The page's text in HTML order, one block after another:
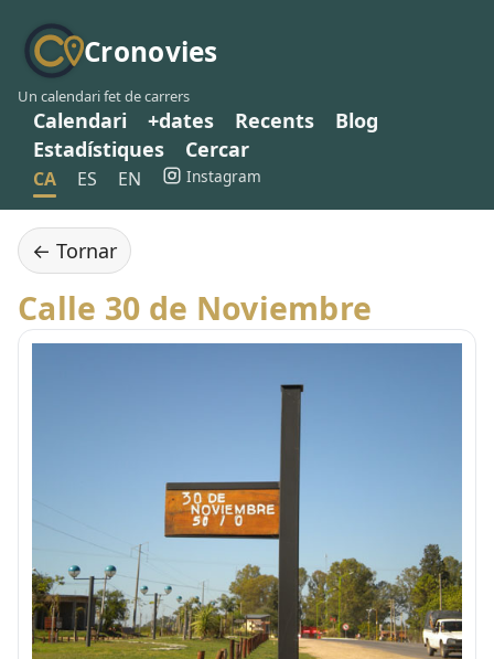
Cronovies
Un calendari fet de carrers
Calendari +dates Recents
Blog
Estadístiques
Cercar
CA ES EN Instagram
← Tornar
Calle 30 de Noviembre